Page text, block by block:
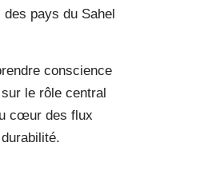
pays du Sahel
conscience
le rôle central
cœur des flux